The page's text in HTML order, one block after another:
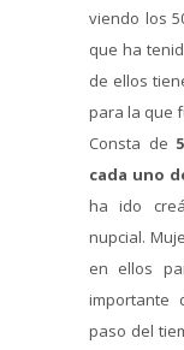
viendo los
que ha
de ellos
para la que
Consta de
cada uno
ha ido
nupcial.
en ellos
importante
paso del